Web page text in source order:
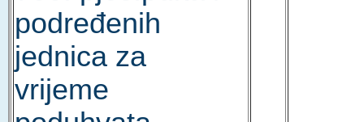
podređenih
jednica za
vrijeme